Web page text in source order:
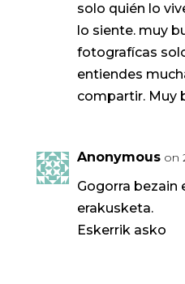
solo quién lo
lo siente. muy
fotografícas
entiendes
compartir. Muy
Anonymous on
Gogorra bezain
erakusketa.
Eskerrik asko